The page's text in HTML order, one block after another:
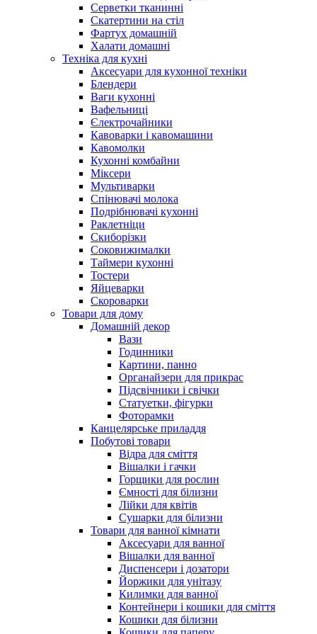
Серветки тканинні
Скатертини на стіл
Фартух домашній
Халати домашні
Техніка для кухні
Аксесуари для кухонної техніки
Блендери
Ваги кухонні
Вафельниці
Єлектрочайники
Кавоварки і кавомашини
Кавомолки
Кухонні комбайни
Міксери
Мультиварки
Спінювачі молока
Подрібнювачі кухонні
Раклетніци
Скиборізки
Соковижималки
Таймери кухонні
Тостери
Яйцеварки
Скороварки
Товари для дому
Домашній декор
Вази
Годинники
Картини, панно
Органайзери для прикрас
Підсвічники і свічки
Статуетки, фігурки
Фоторамки
Канцелярське приладдя
Побутові товари
Відра для сміття
Вішалки і гачки
Горщики для рослин
Ємності для білизни
Лійки для квітів
Сушарки для білизни
Товари для ванної кімнати
Аксесуари для ванної
Вішалки для ванної
Диспенсери і дозатори
Йоржики для унітазу
Килимки для ванної
Контейнери і кошики для сміття
Кошики для білизни